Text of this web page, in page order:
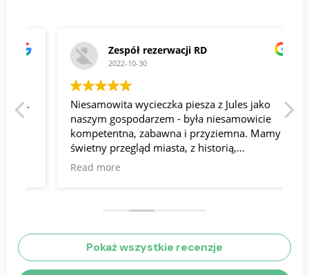
Zespół rezerwacji RD
2022-10-30
Niesamowita wycieczka piesza z Jules jako
naszym gospodarzem - była niesamowicie
kompetentna, zabawna i przyziemna. Mamy
świetny przegląd miasta, z historią,
architekturą i danymi osobowymi - bardzo
Read more
Pokaż wszystkie recenzje